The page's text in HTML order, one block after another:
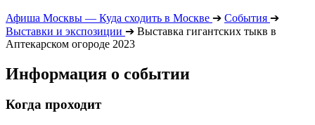
Афиша Москвы — Куда сходить в Москве ➔ События ➔
Выставки и экспозиции ➔ Выставка гигантских тыкв в
Аптекарском огороде 2023
Информация о событии
Когда проходит